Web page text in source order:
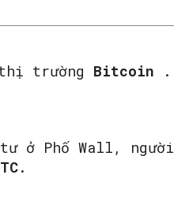
trường Bitcoin .
ở Phố Wall, người
.